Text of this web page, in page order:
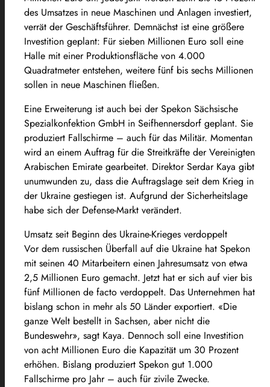
des Umsatzes in neue Maschinen und Anlagen investiert,
verrät der Geschäftsführer. Demnächst ist eine größere
Investition geplant: Für sieben Millionen Euro soll eine
Halle mit einer Produktionsfläche von 4.000
Quadratmeter entstehen, weitere fünf bis sechs Millionen
sollen in neue Maschinen fließen.
Eine Erweiterung ist auch bei der Spekon Sächsische
Spezialkonfektion GmbH in Seifhennersdorf geplant. Sie
produziert Fallschirme – auch für das Militär. Momentan
wird an einem Auftrag für die Streitkräfte der Vereinigten
Arabischen Emirate gearbeitet. Direktor Serdar Kaya gibt
unumwunden zu, dass die Auftragslage seit dem Krieg in
der Ukraine gestiegen ist. Aufgrund der Sicherheitslage
habe sich der Defense-Markt verändert.
Umsatz seit Beginn des Ukraine-Krieges verdoppelt
Vor dem russischen Überfall auf die Ukraine hat Spekon
mit seinen 40 Mitarbeitern einen Jahresumsatz von etwa
2,5 Millionen Euro gemacht. Jetzt hat er sich auf vier bis
fünf Millionen de facto verdoppelt. Das Unternehmen hat
bislang schon in mehr als 50 Länder exportiert. «Die
ganze Welt bestellt in Sachsen, aber nicht die
Bundeswehr», sagt Kaya. Dennoch soll eine Investition
von acht Millionen Euro die Kapazität um 30 Prozent
erhöhen. Bislang produziert Spekon gut 1.000
Fallschirme pro Jahr – auch für zivile Zwecke.